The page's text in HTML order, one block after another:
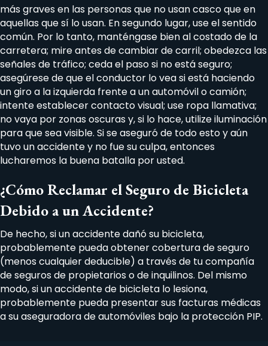
más graves en las personas que no usan casco que en
aquellas que sí lo usan. En segundo lugar, use el sentido
común. Por lo tanto, manténgase bien al costado de la
carretera; mire antes de cambiar de carril; obedezca las
señales de tráfico; ceda el paso si no está seguro;
asegúrese de que el conductor lo vea si está haciendo
un giro a la izquierda frente a un automóvil o camión;
intente establecer contacto visual; use ropa llamativa;
no vaya por zonas oscuras y, si lo hace, utilize iluminación
para que sea visible. Si se aseguró de todo esto y aún
tuvo un accidente y no fue su culpa, entonces
lucharemos la buena batalla por usted.
¿Cómo Reclamar el Seguro de Bicicleta
Debido a un Accidente?
De hecho, si un accidente dañó su bicicleta,
probablemente pueda obtener cobertura de seguro
(menos cualquier deducible) a través de tu compañía
de seguros de propietarios o de inquilinos. Del mismo
modo, si un accidente de bicicleta lo lesiona,
probablemente pueda presentar sus facturas médicas
a su aseguradora de automóviles bajo la protección PIP.